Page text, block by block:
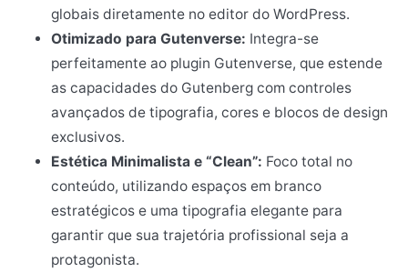
globais diretamente no editor do WordPress.
Otimizado para Gutenverse: Integra-se
perfeitamente ao plugin Gutenverse, que estende
as capacidades do Gutenberg com controles
avançados de tipografia, cores e blocos de design
exclusivos.
Estética Minimalista e “Clean”: Foco total no
conteúdo, utilizando espaços em branco
estratégicos e uma tipografia elegante para
garantir que sua trajetória profissional seja a
protagonista.